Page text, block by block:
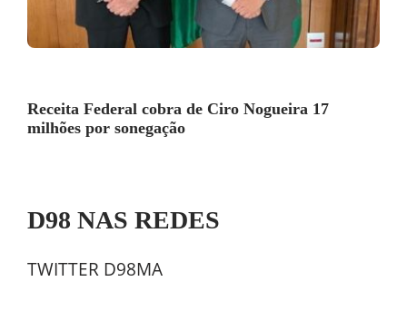
Receita Federal cobra de Ciro Nogueira 17
milhões por sonegação
D98 NAS REDES
TWITTER D98MA